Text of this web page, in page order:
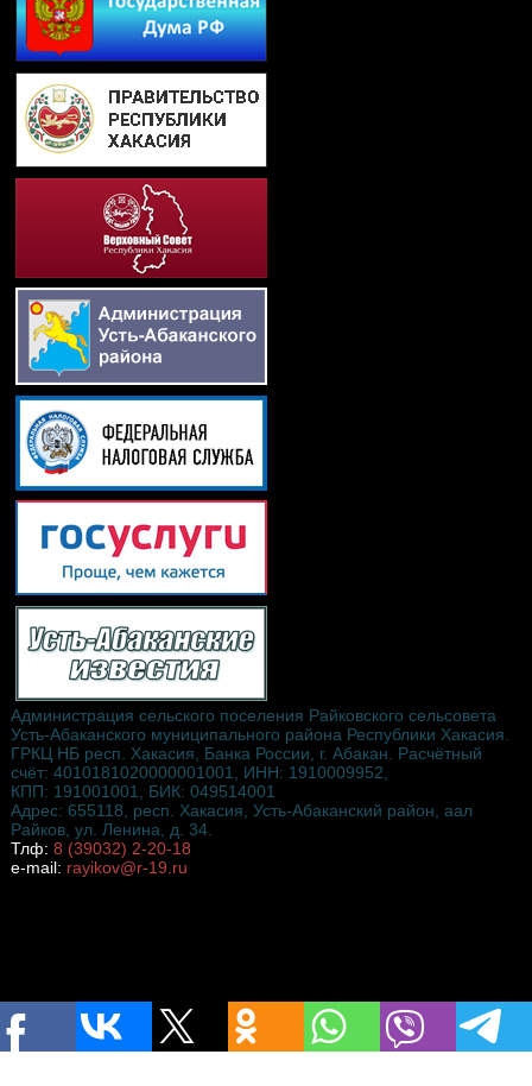
Администрация сельского поселения Райковского сельсовета
Усть-Абаканского муниципального района Республики Хакасия.
ГРКЦ НБ респ. Хакасия, Банка России, г. Абакан. Расчётный
счёт: 4010181020000001001, ИНН: 1910009952,
КПП: 191001001, БИК: 049514001
Адрес: 655118, респ. Хакасия, Усть-Абаканский район, аал
Райков, ул. Ленина, д. 34.
Тлф: 8 (39032) 2-20-18
e-mail: rayikov@r-19.ru